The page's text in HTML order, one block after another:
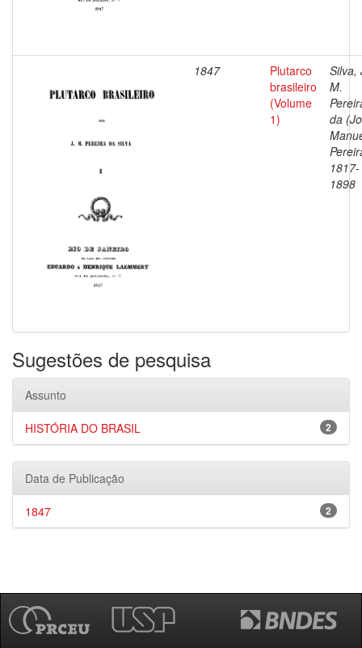
1847
Plutarco
brasileiro
(Volume
1)
Silva,
M.
da
1817-
1898
Sugestões de pesquisa
Assunto
2
HISTÓRIA DO BRASIL
Data de Publicação
2
1847